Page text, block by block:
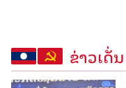
ຂ່າວເດັ່ນ